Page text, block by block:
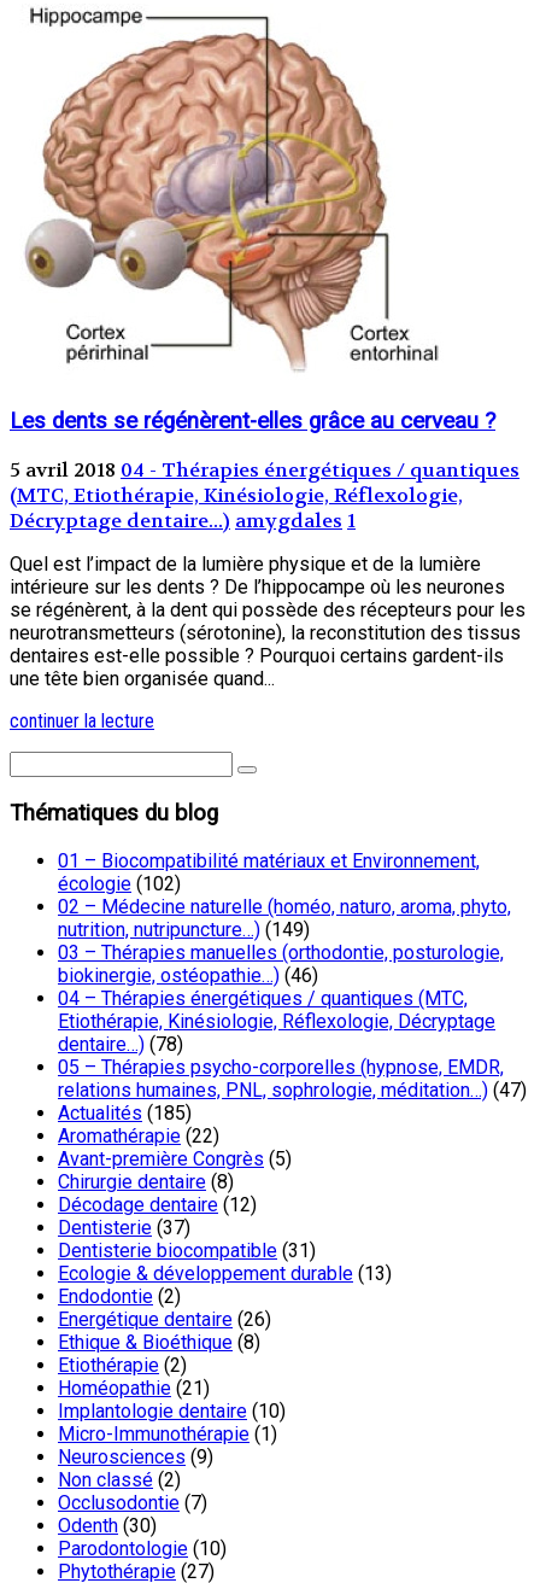
Les dents se régénèrent-elles grâce au cerveau ?
5 avril 2018 04 - Thérapies énergétiques / quantiques
(MTC, Etiothérapie, Kinésiologie, Réflexologie,
Décryptage dentaire...) amygdales 1
Quel est l’impact de la lumière physique et de la lumière
intérieure sur les dents ? De l’hippocampe où les neurones
se régénèrent, à la dent qui possède des récepteurs pour les
neurotransmetteurs (sérotonine), la reconstitution des tissus
dentaires est-elle possible ? Pourquoi certains gardent-ils
une tête bien organisée quand...
continuer la lecture
Thématiques du blog
01 – Biocompatibilité matériaux et Environnement,
écologie (102)
02 – Médecine naturelle (homéo, naturo, aroma, phyto,
nutrition, nutripuncture…) (149)
03 – Thérapies manuelles (orthodontie, posturologie,
biokinergie, ostéopathie…) (46)
04 – Thérapies énergétiques / quantiques (MTC,
Etiothérapie, Kinésiologie, Réflexologie, Décryptage
dentaire…) (78)
05 – Thérapies psycho-corporelles (hypnose, EMDR,
relations humaines, PNL, sophrologie, méditation…) (47)
Actualités (185)
Aromathérapie (22)
Avant-première Congrès (5)
Chirurgie dentaire (8)
Décodage dentaire (12)
Dentisterie (37)
Dentisterie biocompatible (31)
Ecologie & développement durable (13)
Endodontie (2)
Energétique dentaire (26)
Ethique & Bioéthique (8)
Etiothérapie (2)
Homéopathie (21)
Implantologie dentaire (10)
Micro-Immunothérapie (1)
Neurosciences (9)
Non classé (2)
Occlusodontie (7)
Odenth (30)
Parodontologie (10)
Phytothérapie (27)